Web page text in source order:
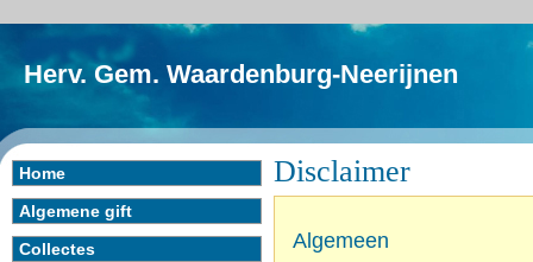
Herv. Gem. Waardenburg-Neerijnen
Disclaimer
Algemeen
Home
Algemene gift
Collectes